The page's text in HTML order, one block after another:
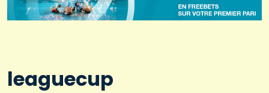
leaguecup